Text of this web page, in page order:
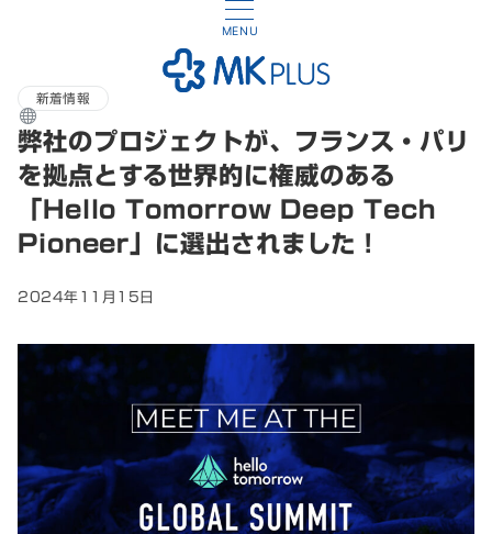
MENU
新着情報
弊社のプロジェクトが、フランス・パリ
を拠点とする世界的に権威のある
「Hello Tomorrow Deep Tech
Pioneer」に選出されました！
2024年11月15日